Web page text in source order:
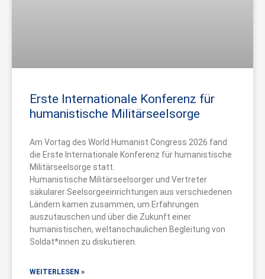
Erste Internationale Konferenz für
humanistische Militärseelsorge
Am Vortag des World Humanist Congress 2026 fand
die Erste Internationale Konferenz für humanistische
Militärseelsorge statt.
Humanistische Militärseelsorger und Vertreter
säkularer Seelsorgeeinrichtungen aus verschiedenen
Ländern kamen zusammen, um Erfahrungen
auszutauschen und über die Zukunft einer
humanistischen, weltanschaulichen Begleitung von
Soldat*innen zu diskutieren.
WEITERLESEN »